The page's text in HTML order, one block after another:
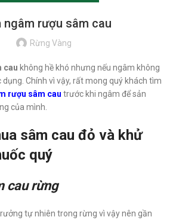
ngâm rượu sâm cau
Rừng Vàng
cau không hề khó nhưng nếu ngâm không
Chính vì vậy, rất mong quý khách tìm
rượu sâm cau trước khi ngâm để sản
của mình.
sâm cau đỏ và khử
quý
cau rừng
tự nhiên trong rừng vì vậy nên gần